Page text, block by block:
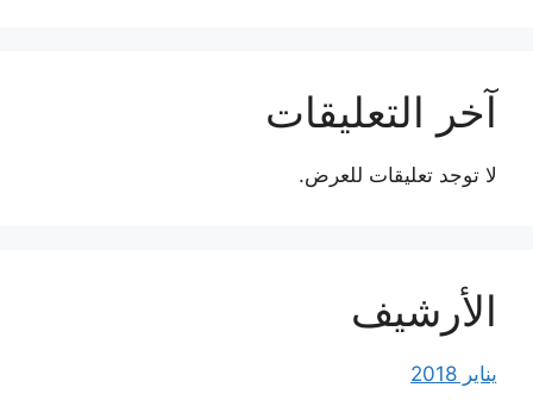
آخر التعليقات
لا توجد تعليقات للعرض.
الأرشيف
يناير 2018